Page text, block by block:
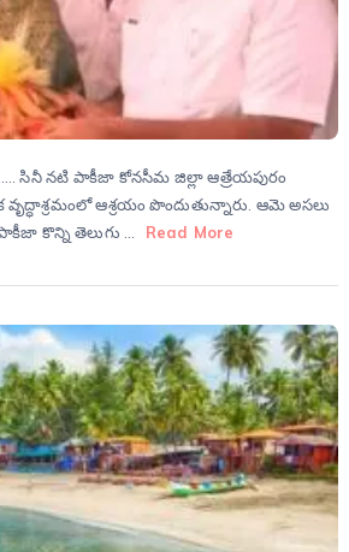
సినీ నటి పాకీజా కోనసీమ జిల్లా ఆత్రేయపురం
ఆశ్రయం పొందుతున్నారు. ఆమె అసలు
కొన్ని తెలుగు …
Read More